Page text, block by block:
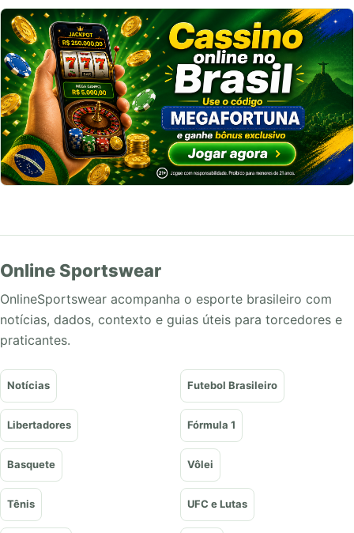
Online Sportswear
OnlineSportswear acompanha o esporte brasileiro com
notícias, dados, contexto e guias úteis para torcedores e
praticantes.
Notícias Futebol Brasileiro
Libertadores Fórmula 1
Basquete Vôlei
Tênis UFC e Lutas